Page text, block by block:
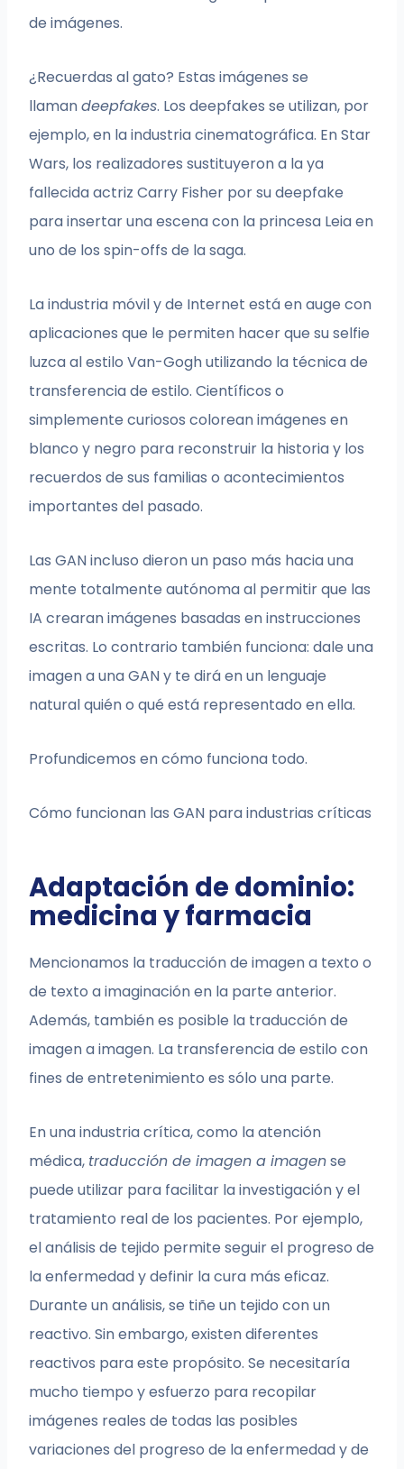
de imágenes.
¿Recuerdas al gato? Estas imágenes se
llamandeepfakes. Los deepfakes se utilizan, por
ejemplo, en la industria cinematográfica. En Star
Wars, los realizadores sustituyeron a la ya
fallecida actriz Carry Fisher por su deepfake
para insertar una escena con la princesa Leia en
uno de los spin-offs de la saga.
La industria móvil y de Internet está en auge con
aplicaciones que le permiten hacer que su selfie
luzca al estilo Van-Gogh utilizando la técnica de
transferencia de estilo. Científicos o
simplemente curiosos colorean imágenes en
blanco y negro para reconstruir la historia y los
recuerdos de sus familias o acontecimientos
importantes del pasado.
Las GAN incluso dieron un paso más hacia una
mente totalmente autónoma al permitir que las
IA crearan imágenes basadas en instrucciones
escritas. Lo contrario también funciona: dale una
imagen a una GAN y te dirá en un lenguaje
natural quién o qué está representado en ella.
Profundicemos en cómo funciona todo.
Cómo funcionan las GAN para industrias críticas
Adaptación de dominio:
medicina y farmacia
Mencionamos la traducción de imagen a texto o
de texto a imaginación en la parte anterior.
Además, también es posible la traducción de
imagen a imagen. La transferencia de estilo con
fines de entretenimiento es sólo una parte.
En una industria crítica, como la atención
médica, traducción de imagen a imagense
puede utilizar para facilitar la investigación y el
tratamiento real de los pacientes. Por ejemplo,
el análisis de tejido permite seguir el progreso de
la enfermedad y definir la cura más eficaz.
Durante un análisis, se tiñe un tejido con un
reactivo. Sin embargo, existen diferentes
reactivos para este propósito. Se necesitaría
mucho tiempo y esfuerzo para recopilar
imágenes reales de todas las posibles
variaciones del progreso de la enfermedad y de